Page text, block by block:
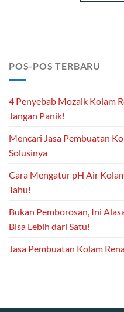
POS-POS TERBARU
4 Penyebab Mozaik Kolam
Jangan Panik!
Mencari Jasa Pembuatan
Solusinya
Cara Mengatur pH Air
Tahu!
Bukan Pemborosan, Ini
Bisa Lebih dari Satu!
Jasa Pembuatan Kolam